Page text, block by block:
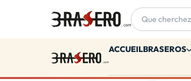
Accueil
Accueil
ACCUEILBRASEROS